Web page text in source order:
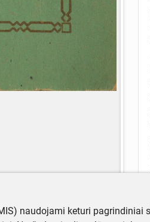
naudojami keturi pagrindiniai